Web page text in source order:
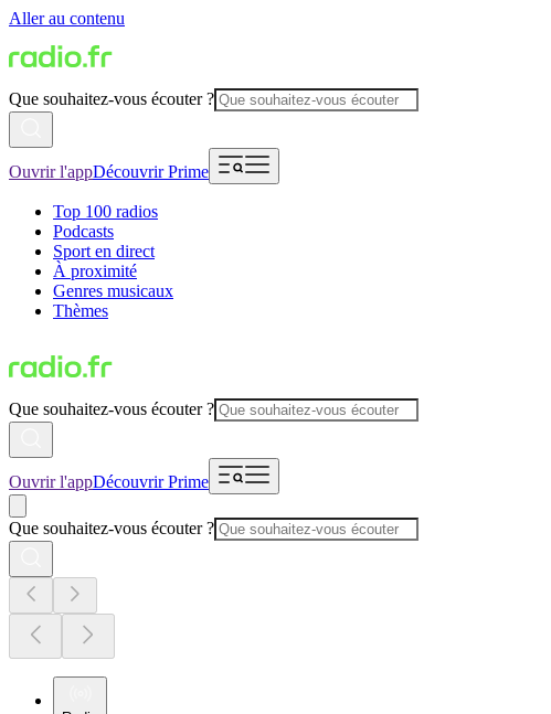
Aller au contenu
Que souhaitez-vous écouter ?
Ouvrir l'appDécouvrir Prime
Top 100 radios
Podcasts
Sport en direct
À proximité
Genres musicaux
Thèmes
Que souhaitez-vous écouter ?
Ouvrir l'appDécouvrir Prime
Que souhaitez-vous écouter ?